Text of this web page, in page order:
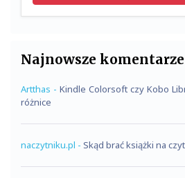
Najnowsze komentarze
Artthas - Kindle Colorsoft czy Kobo
różnice
naczytniku.pl - Skąd brać książki na